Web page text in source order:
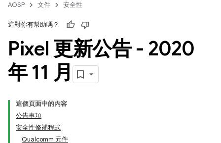
AOSP 文件 安全性
這對你有幫助嗎？
Pixel 更新公告 - 2020
年 11 月
這個頁面中的內容
公告事項
安全性修補程式
Qualcomm 元件